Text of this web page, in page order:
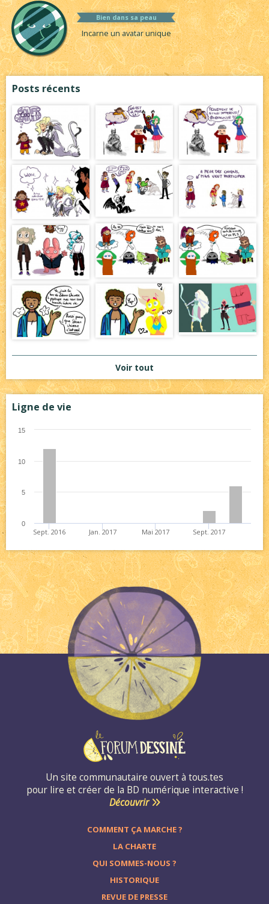
Bien dans sa peau
Incarne un avatar unique
Posts récents
Voir tout
Ligne de vie
Sept. 2016 Jan. 2017 Mai 2017 Sept. 2017
0
5
10
15
Un site communautaire ouvert à tous.tes
pour lire et créer de la BD numérique interactive !
Découvrir
COMMENT ÇA MARCHE ?
LA CHARTE
QUI SOMMES-NOUS ?
HISTORIQUE
REVUE DE PRESSE